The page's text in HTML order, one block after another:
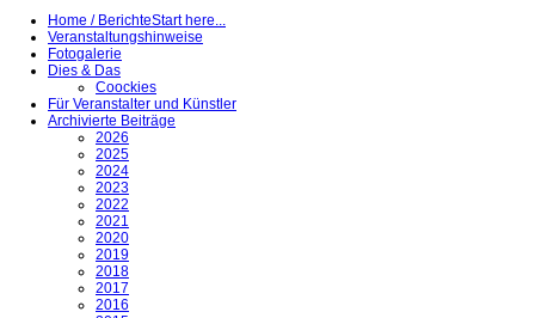
Home / BerichteStart here...
Veranstaltungshinweise
Fotogalerie
Dies & Das
Coockies
Für Veranstalter und Künstler
Archivierte Beiträge
2026
2025
2024
2023
2022
2021
2020
2019
2018
2017
2016